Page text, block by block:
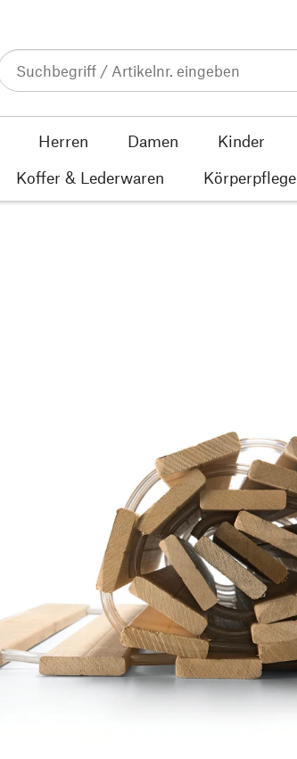
Herren Damen Kinder
Koffer & Lederwaren Körperpflege